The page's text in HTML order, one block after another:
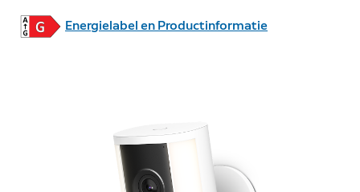
Energielabel en Productinformatie